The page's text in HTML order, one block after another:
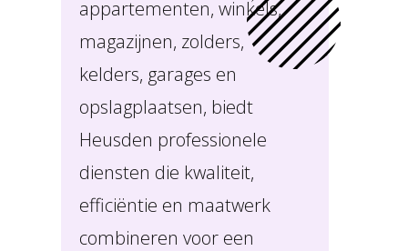
appartementen, winkels,
magazijnen, zolders,
kelders, garages en
opslagplaatsen, biedt
Heusden professionele
diensten die kwaliteit,
efficiëntie en maatwerk
combineren voor een